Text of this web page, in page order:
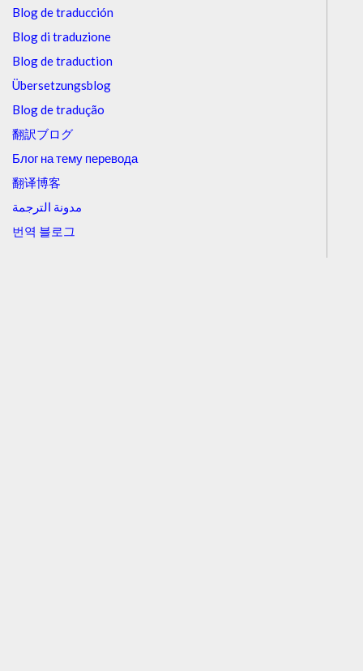
Blog de traducción
Blog di traduzione
Blog de traduction
Übersetzungsblog
Blog de tradução
翻訳ブログ
Блог на тему перевода
翻译博客
مدونة الترجمة
번역 블로그